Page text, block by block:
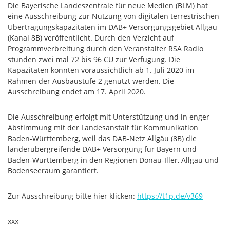
Die Bayerische Landeszentrale für neue Medien (BLM) hat
eine Ausschreibung zur Nutzung von digitalen terrestrischen
Übertragungskapazitäten im DAB+ Versorgungsgebiet Allgäu
(Kanal 8B) veröffentlicht. Durch den Verzicht auf
Programmverbreitung durch den Veranstalter RSA Radio
stünden zwei mal 72 bis 96 CU zur Verfügung. Die
Kapazitäten könnten voraussichtlich ab 1. Juli 2020 im
Rahmen der Ausbaustufe 2 genutzt werden. Die
Ausschreibung endet am 17. April 2020.
Die Ausschreibung erfolgt mit Unterstützung und in enger
Abstimmung mit der Landesanstalt für Kommunikation
Baden-Württemberg, weil das DAB-Netz Allgäu (8B) die
länderübergreifende DAB+ Versorgung für Bayern und
Baden-Württemberg in den Regionen Donau-Iller, Allgäu und
Bodenseeraum garantiert.
Zur Ausschreibung bitte hier klicken: https://t1p.de/v369
xxx